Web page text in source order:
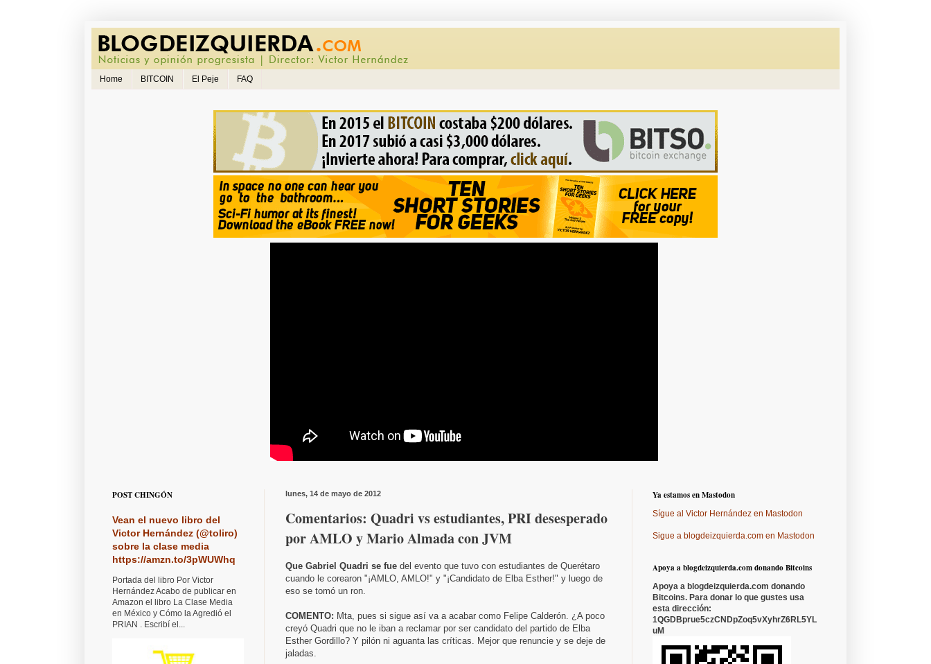
Home BITCOIN El Peje FAQ
lunes, 14 de mayo de 2012
Comentarios: Quadri vs estudiantes, PRI desesperado
por AMLO y Mario Almada con JVM
Que Gabriel Quadri se fue del evento que tuvo con estudiantes de Querétaro
cuando le corearon "¡AMLO, AMLO!" y "¡Candidato de Elba Esther!" y luego de
eso se tomó un ron.
COMENTO: Mta, pues si sigue así va a acabar como Felipe Calderón. ¿A poco
creyó Quadri que no le iban a reclamar por ser candidato del partido de Elba
Esther Gordillo? Y pilón ni aguanta las críticas. Mejor que renuncie y se deje de
jaladas.
POST CHINGÓN
Vean el nuevo libro del
Victor Hernández (@toliro)
sobre la clase media
https://amzn.to/3pWUWhq
Portada del libro Por Victor
Hernández Acabo de publicar en
Amazon el libro La Clase Media
en México y Cómo la Agredió el
PRIAN . Escribí el...
Ya estamos en Mastodon
Sígue al Victor Hernández en Mastodon
Sigue a blogdeizquierda.com en Mastodon
Apoya a blogdeizquierda.com donando Bitcoins
Apoya a blogdeizquierda.com donando
Bitcoins. Para donar lo que gustes usa
esta dirección:
1QGDBprue5czCNDpZoq5vXyhrZ6RL5YL
uM